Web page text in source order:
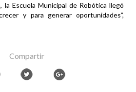
la Escuela Municipal de Robótica llegó
y para generar oportunidades”,
Compartir